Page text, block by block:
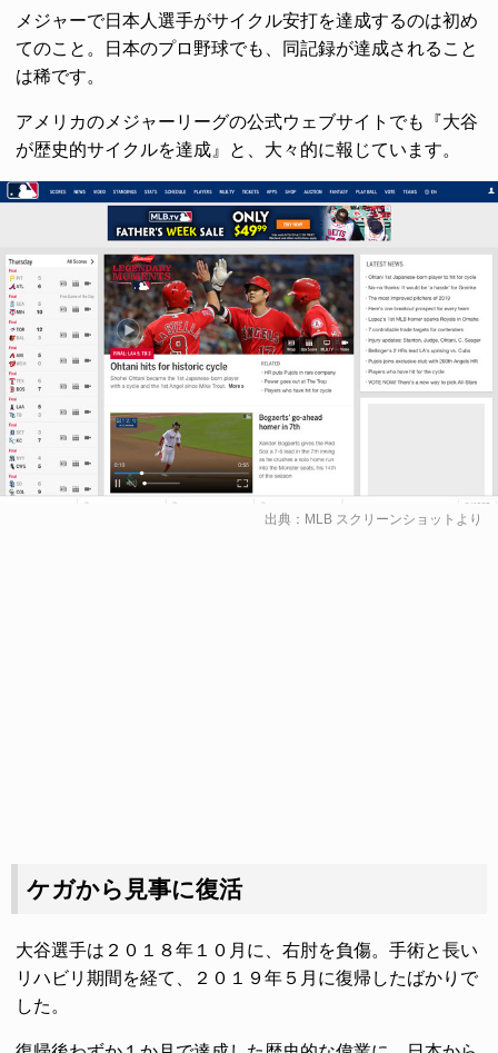
メジャーで日本人選手がサイクル安打を達成するのは初め
てのこと。日本のプロ野球でも、同記録が達成されること
は稀です。
アメリカのメジャーリーグの公式ウェブサイトでも『大谷
が歴史的サイクルを達成』と、大々的に報じています。
出典： MLB スクリーンショットより
ケガから見事に復活
大谷選手は２０１８年１０月に、右肘を負傷。手術と長い
リハビリ期間を経て、２０１９年５月に復帰したばかりで
した。